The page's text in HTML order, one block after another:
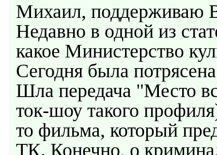
Михаил, поддерживаю
Недавно в одной из
какое Министерство
Сегодня была
Шла передача "Место
ток-шоу такого
то фильма, который
ТК. Конечно, о